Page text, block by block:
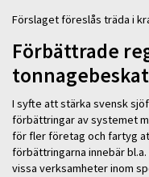
Förslaget föreslås träda i
Förbättrade
I syfte att stärka svensk
förbättringar av systemet
för fler företag och fartyg
förbättringarna innebär
vissa verksamheter inom